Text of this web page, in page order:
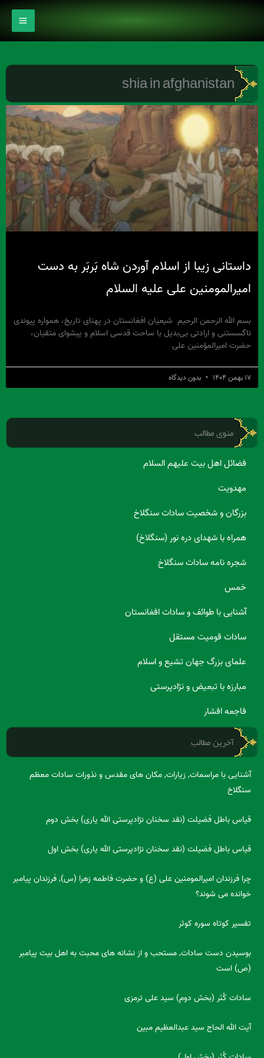
محتوا
shia in afghanistan
داستانی زیبا از اسلام آوردن شاه بَربَر به دست
امیرالمومنین علی علیه السلام
بسم الله الرحمن الرحیم شیعیان افغانستان در پهنای تاریخ، همواره پیوندی
ناگسستنی و ارادتی بی‌بدیل با ساحت قدسی اسلام و پیشوای متقیان،
حضرت امیرالمؤمنین علی
۱۷ بهمن ۱۴۰۴ بدون دیدگاه
منوی مطالب
فضائل اهل بیت علیهم السلام
مهدویت
بزرگان و شخصیت سادات سنگلاخ
همراه با شهدای دره نور (سنگلاخ)
شجره نامه سادات سنگلاخ
خمس
آشنایی با طوائف و سادات افغانستان
سادات قومیت مستقل
علمای بزرگ جهان تشیع و اسلام
مبارزه با تبعیض و نژادپرستی
فاجعه افشار
آخرین مطالب
آشنایی با مراسمات, زیارات, مکان های مقدس و نذورات سادات معظم
سنگلاخ
قیاس باطل فضیلت (نقد سخنان نژادپرستی الله یاری) بخش دوم
قیاس باطل فضیلت (نقد سخنان نژادپرستی الله یاری) بخش اول
چرا فرزندان امیرالمومنین علی (ع) و حضرت فاطمه زهرا (س), فرزندان پیامبر
خوانده می شوند؟
تفسیر کوتاه سوره کوثر
بوسیدن دست سادات, مستحب و از نشانه های محبت به اهل بیت پیامبر
(ص) است
سادات کُنَر (بخش دوم) سید علی ترمزی
آیت الله الحاج سید عبدالعظیم مبین